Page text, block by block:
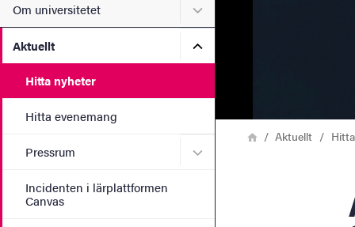
Om universitetet Undermeny för Om
Aktuellt Undermeny för Aktuellt
Hitta nyheter
Hitta evenemang
Pressrum Undermeny för Pressrum
Incidenten i lärplattformen
Canvas
LänkstigHemAktuellt
Att